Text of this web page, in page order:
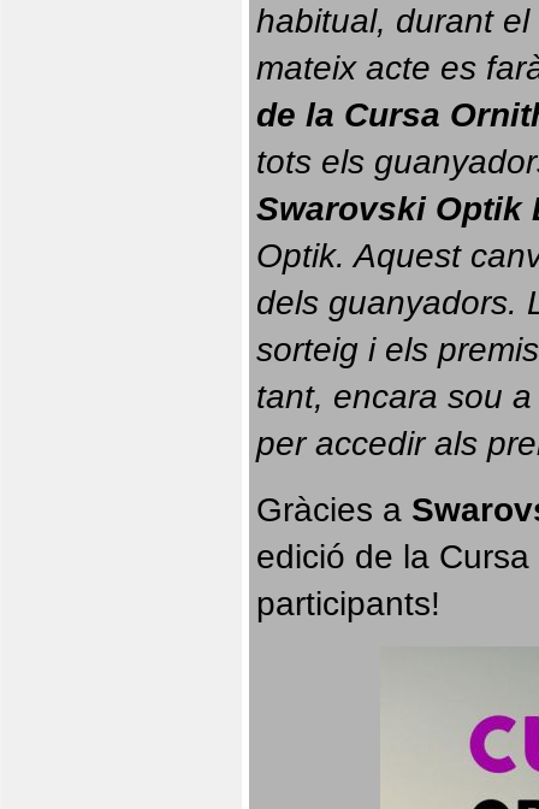
habitual, durant el
mateix acte es
de la Cursa
tots els
Swarovski Optik
Optik. Aquest
dels guanyadors.
sorteig i els
tant, encara sou
per accedir als
Gràcies a
edició de la
participants!